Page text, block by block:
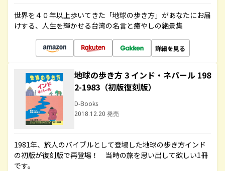
世界を４０年以上歩いてきた「地球の歩き方」があなたにお届
けする、人生を輝かせる台湾の名言と癒やしの絶景集
詳細を見る
地球の歩き方 3 インド・ネパール 198
2-1983（初版復刻版）
D-Books
2018.12.20 発売
1981年、旅人のバイブルとして登場した地球の歩き方インド
の初版が復刻版で再登場！ 当時の旅を思い出して欲しい1冊
です。